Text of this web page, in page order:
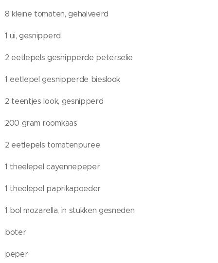
8 kleine tomaten, gehalveerd
1 ui, gesnipperd
2 eetlepels gesnipperde peterselie
1 eetlepel gesnipperde bieslook
2 teentjes look, gesnipperd
200 gram roomkaas
2 eetlepels tomatenpuree
1 theelepel cayennepeper
1 theelepel paprikapoeder
1 bol mozarella, in stukken gesneden
boter
peper